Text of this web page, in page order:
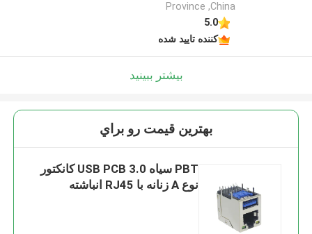
Province ,China
5.0
کننده تایید شده
بیشتر ببینید
بهترين قيمت رو براي
PBT سیاه 3.0 USB PCB کانکتور
نوع A زنانه با RJ45 انباشته